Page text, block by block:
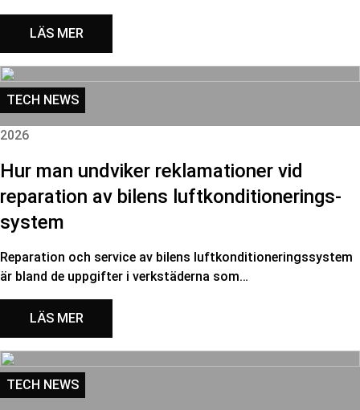
LÄS MER
TECH NEWS
2026
Hur man undviker reklamationer vid
reparation av bilens luftkonditionerings-
system
Reparation och service av bilens luftkonditioneringssystem
är bland de uppgifter i verkstäderna som…
LÄS MER
TECH NEWS